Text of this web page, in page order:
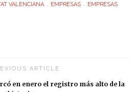
VALENCIANA EMPRESAS
EMPRESAS
ARTICLE
en enero el registro más alto de la